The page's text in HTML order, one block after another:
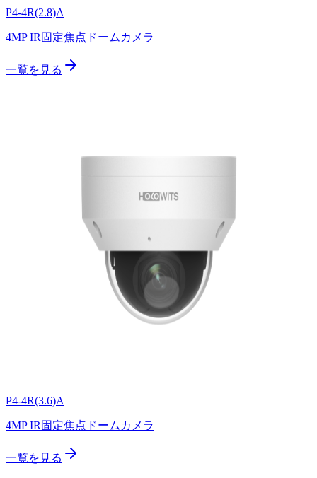
P4-4R(2.8)A
4MP IR固定焦点ドームカメラ
一覧を見る
P4-4R(3.6)A
4MP IR固定焦点ドームカメラ
一覧を見る